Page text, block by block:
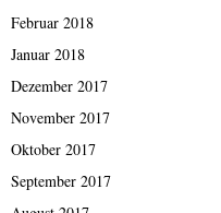
Februar 2018
Januar 2018
Dezember 2017
November 2017
Oktober 2017
September 2017